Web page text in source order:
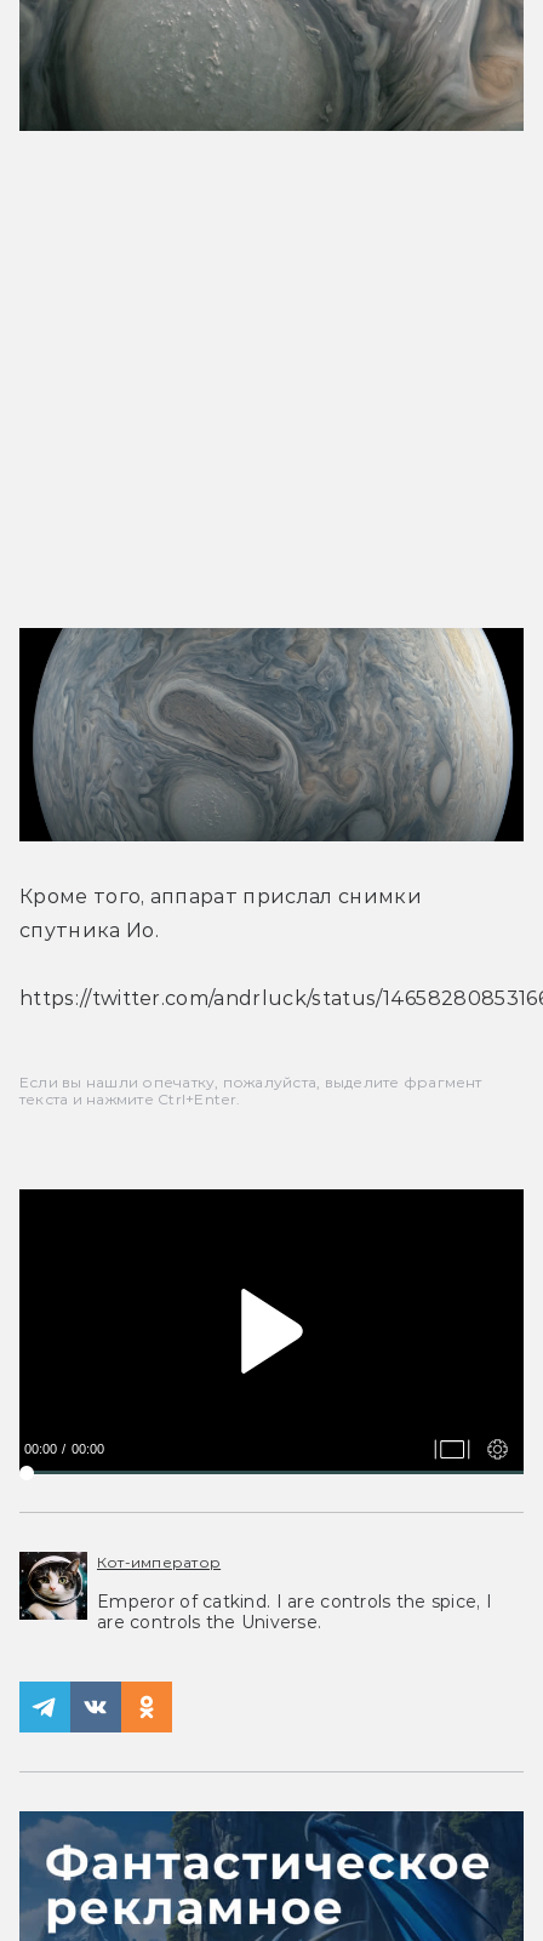
Кроме того, аппарат прислал снимки
спутника Ио.
https://twitter.com/andrluck/status/
Если вы нашли опечатку, пожалуйста, выделите фрагмент
текста и нажмите Ctrl+Enter.
00:00 00:00
Кот-император
Emperor of catkind. I are controls the spice, I
are controls the Universe.